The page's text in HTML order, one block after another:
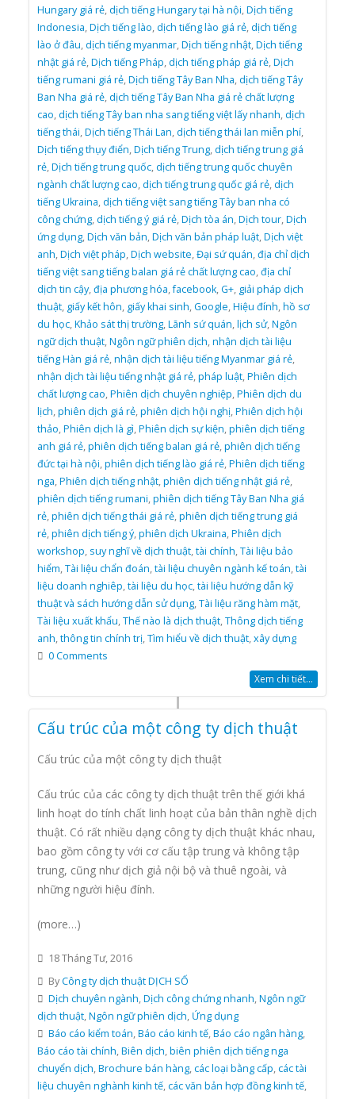
Hungary giá rẻ,dịch tiếng Hungary tại hà nội,Dịch tiếng
Indonesia,Dịch tiếng lào,dịch tiếng lào giá rẻ,dịch tiếng
lào ở đâu,dịch tiếng myanmar,Dịch tiếng nhật,Dịch tiếng
nhật giá rẻ,Dịch tiếng Pháp,dịch tiếng pháp giá rẻ,Dịch
tiếng rumani giá rẻ,Dịch tiếng Tây Ban Nha,dịch tiếng Tây
Ban Nha giá rẻ,dịch tiếng Tây Ban Nha giá rẻ chất lượng
cao,dịch tiếng Tây ban nha sang tiếng việt lấy nhanh,dịch
tiếng thái,Dịch tiếng Thái Lan,dịch tiếng thái lan miễn phí,
Dịch tiếng thụy điển,Dịch tiếng Trung,dịch tiếng trung giá
rẻ,Dịch tiếng trung quốc,dịch tiếng trung quốc chuyên
ngành chất lượng cao,dịch tiếng trung quốc giá rẻ,dịch
tiếng Ukraina,dịch tiếng việt sang tiếng Tây ban nha có
công chứng,dịch tiếng ý giá rẻ,Dịch tòa án,Dịch tour,Dịch
ứng dụng,Dịch văn bản,Dịch văn bản pháp luật,Dịch việt
anh,Dịch việt pháp,Dịch website,Đại sứ quán,địa chỉ dịch
tiếng việt sang tiếng balan giá rẻ chất lượng cao,địa chỉ
dịch tin cậy,địa phương hóa,facebook,G+, giải pháp dịch
thuật, giấy kết hôn, giấy khai sinh,Google,Hiệu đính,hồ sơ
du học,Khảo sát thị trường,Lãnh sứ quán,lịch sử,Ngôn
ngữ dịch thuật,Ngôn ngữ phiên dịch,nhận dịch tài liệu
tiếng Hàn giá rẻ,nhận dịch tài liệu tiếng Myanmar giá rẻ,
nhận dịch tài liệu tiếng nhật giá rẻ,pháp luật,Phiên dịch
chất lượng cao,Phiên dịch chuyên nghiệp,Phiên dịch du
lịch,phiên dịch giá rẻ,phiên dịch hội nghị,Phiên dịch hội
thảo,Phiên dịch là gì,Phiên dịch sự kiện,phiên dịch tiếng
anh giá rẻ,phiên dịch tiếng balan giá rẻ,phiên dịch tiếng
đức tại hà nội,phiên dịch tiếng lào giá rẻ,Phiên dịch tiếng
nga,Phiên dịch tiếng nhật,phiên dịch tiếng nhật giá rẻ,
phiên dịch tiếng rumani,phiên dịch tiếng Tây Ban Nha giá
rẻ,phiên dịch tiếng thái giá rẻ,phiên dịch tiếng trung giá
rẻ,phiên dịch tiếng ý,phiên dịch Ukraina,Phiên dịch
workshop, suy nghĩ về dịch thuật,tài chính,Tài liệu bảo
hiểm,Tài liệu chẩn đoán,tài liệu chuyên ngành kế toán,tài
liệu doanh nghiêp,tài liệu du học,tài liệu hướng dẫn kỹ
thuật và sách hướng dẫn sử dụng,Tài liệu răng hàm mặt,
Tài liệu xuất khẩu,Thế nào là dịch thuật,Thông dịch tiếng
anh,thông tin chính trị,Tìm hiểu về dịch thuật,xây dựng
0 Comments
Xem chi tiết...
Cấu trúc của một công ty dịch thuật
Cấu trúc của một công ty dịch thuật
Cấu trúc của các công ty dịch thuật trên thế giới khá
linh hoạt do tính chất linh hoạt của bản thân nghề dịch
thuật. Có rất nhiều dạng công ty dịch thuật khác nhau,
bao gồm công ty với cơ cấu tập trung và không tập
trung, cũng như dịch giả nội bộ và thuê ngoài, và
những người hiệu đính.
(more…)
18 Tháng Tư, 2016
ByCông ty dịch thuật DỊCH SỐ
Dịch chuyên ngành,Dịch công chứng nhanh,Ngôn ngữ
dịch thuật,Ngôn ngữ phiên dịch, Ứng dụng
Báo cáo kiểm toán,Báo cáo kinh tế,Báo cáo ngân hàng,
Báo cáo tài chính,Biên dịch,biên phiên dịch tiếng nga
chuyển dịch,Brochure bán hàng,các loại bằng cấp,các tài
liệu chuyên nghành kinh tế,các văn bản hợp đồng kinh tế,